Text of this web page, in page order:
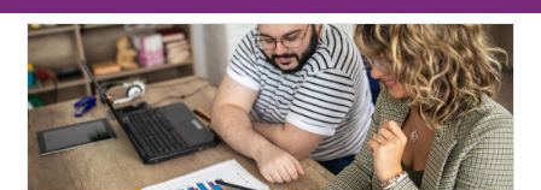
Fichier